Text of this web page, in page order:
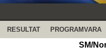
RESULTAT PROGRAMVARA
SM/